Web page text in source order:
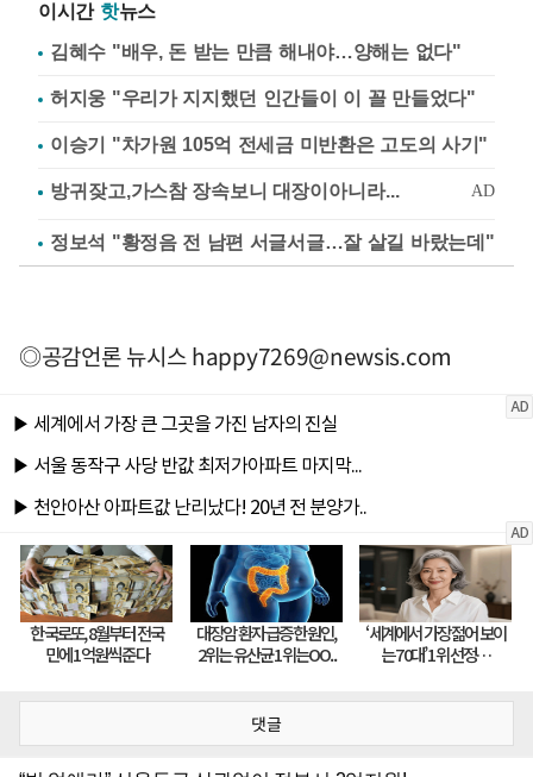
이시간 핫뉴스
김혜수 "배우, 돈 받는 만큼 해내야…양해는 없다"
허지웅 "우리가 지지했던 인간들이 이 꼴 만들었다"
이승기 "차가원 105억 전세금 미반환은 고도의 사기"
정보석 "황정음 전 남편 서글서글…잘 살길 바랐는데"
◎공감언론 뉴시스happy7269@newsis.com
댓글